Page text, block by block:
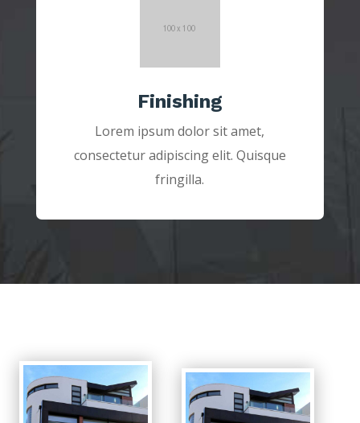
Finishing
Lorem ipsum dolor sit amet,
consectetur adipiscing elit. Quisque
fringilla.